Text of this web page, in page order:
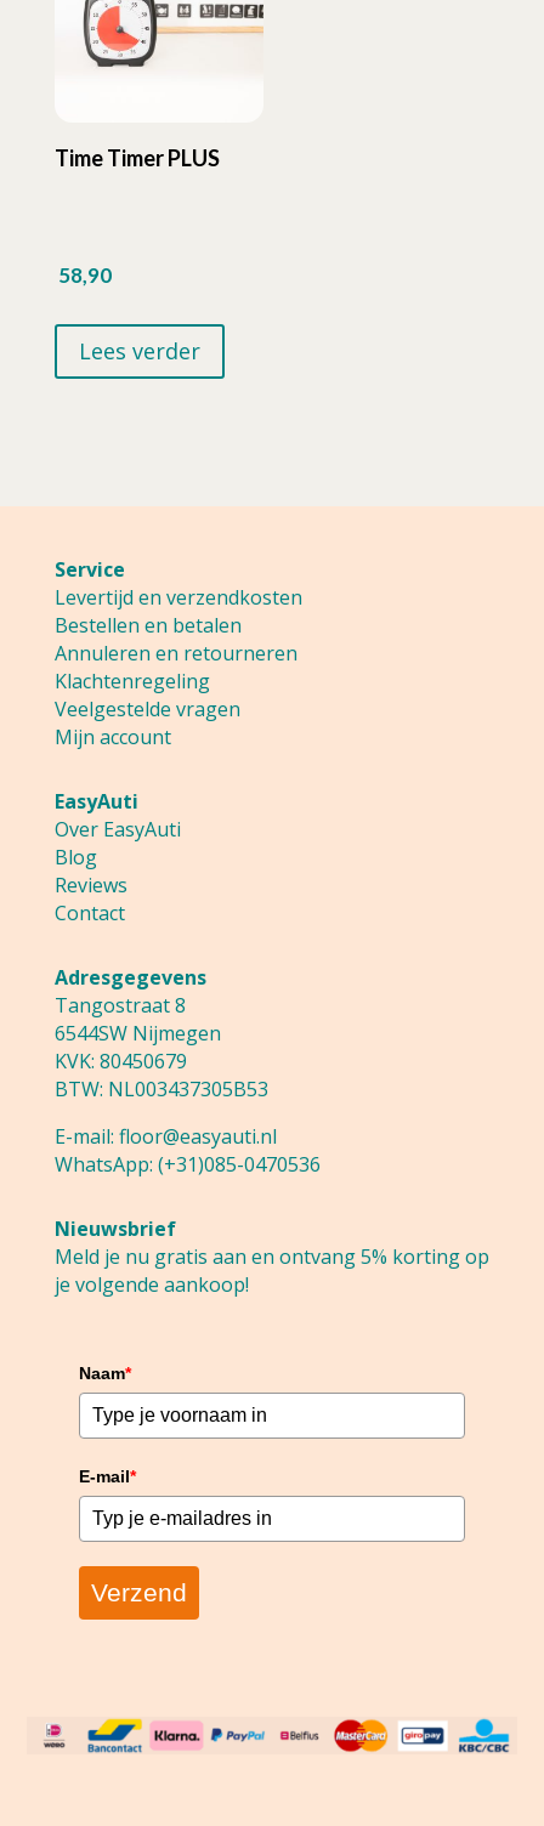
Time Timer PLUS
58,90
Lees verder
Service
Levertijd en verzendkosten
Bestellen en betalen
Annuleren en retourneren
Klachtenregeling
Veelgestelde vragen
Mijn account
EasyAuti
Over EasyAuti
Blog
Reviews
Contact
Adresgegevens
Tangostraat 8
6544SW Nijmegen
KVK: 80450679
BTW: NL003437305B53
E-mail: floor@easyauti.nl
WhatsApp: (+31)085-0470536
Nieuwsbrief
Meld je nu gratis aan en ontvang 5% korting op
je volgende aankoop!
Naam*
E-mail*
Verzend